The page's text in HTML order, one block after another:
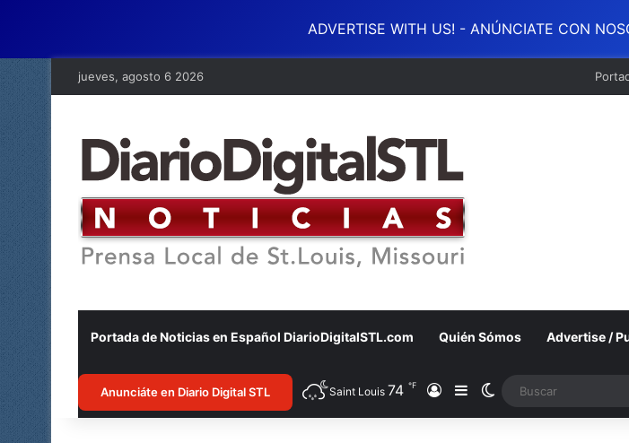
ADVERTISE WITH US! - ANÚNCIATE CON
jueves, agosto 6 2026
Portada de Noticias en Español DiarioDigitalSTL.com Quién Sómos Advertise /
Anunciáte en Diario Digital STL Saint Louis 74 ℉ AccesoBarra lateral
Switch skin